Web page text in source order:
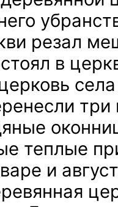
резал
в
три
теплые
и